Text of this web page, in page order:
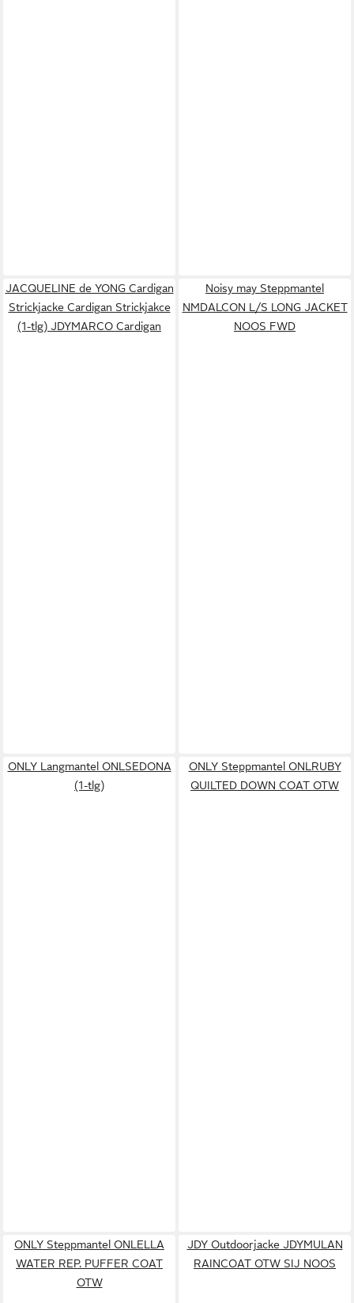
JACQUELINE de YONG Cardigan
Strickjacke Cardigan Strickjakce
(1-tlg) JDYMARCO Cardigan
Noisy may Steppmantel
NMDALCON L/S LONG JACKET
NOOS FWD
ONLY Langmantel ONLSEDONA
(1-tlg)
ONLY Steppmantel ONLRUBY
QUILTED DOWN COAT OTW
ONLY Steppmantel ONLELLA
WATER REP. PUFFER COAT
OTW
JDY Outdoorjacke JDYMULAN
RAINCOAT OTW SIJ NOOS